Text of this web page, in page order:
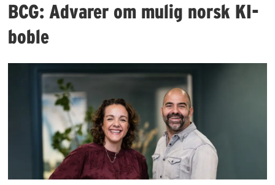
BCG: Advarer om mulig norsk KI-
boble